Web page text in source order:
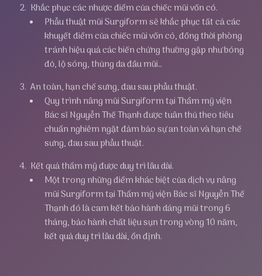
Khắc phục các nhược điểm của chiếc mũi vốn có.
Phẫu thuật mũi Surgiform sẽ khắc phục tất cả các
khuyết điểm của chiếc mũi vốn có, đồng thời phòng
tránh hiệu quả các biến chứng thường gặp như bóng
đỏ, lộ sóng, thủng da đầu mũi…
An toàn, hạn chế sưng, đau sau phẫu thuật.
Quy trình nâng mũi Surgiform tại Thẩm mỹ viện
Bác sĩ Nguyễn Thế Thạnh được tuân thủ theo tiêu
chuẩn nghiêm ngặt đảm bảo sự an toàn và hạn chế
sưng, đau sau phẫu thuật.
Kết quả thẩm mỹ được duy trì lâu dài.
Một trong những điểm khác biệt của dịch vụ nâng
mũi Surgiform tại Thẩm mỹ viện Bác sĩ Nguyễn Thế
Thạnh đó là cam kết bảo hành dáng mũi trong 6
tháng, bảo hành chất liệu sụn trong vòng 10 năm,
kết quả duy trì lâu dài, ổn định.